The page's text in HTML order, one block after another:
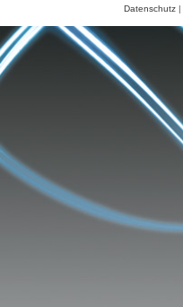
Datenschutz|